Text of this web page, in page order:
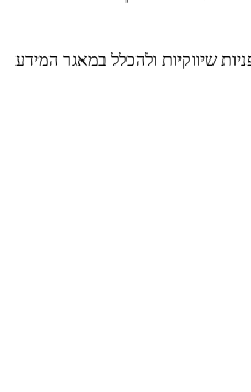
שיווקיות ולהכלל במאגר המידע